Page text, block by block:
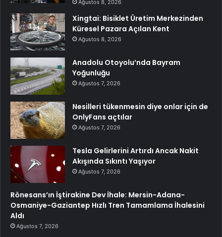
Ağustos 8, 2026
Xingtai: Bisiklet Üretim Merkezinden
Küresel Pazara Açılan Kent
Ağustos 8, 2026
Anadolu Otoyolu’nda Bayram
Yoğunluğu
Ağustos 7, 2026
Nesilleri tükenmesin diye onlar için de
OnlyFans açtılar
Ağustos 7, 2026
Tesla Gelirlerini Artırdı Ancak Nakit
Akışında Sıkıntı Yaşıyor
Ağustos 7, 2026
Rönesans’ın İştirakine Dev İhale: Mersin-Adana-
Osmaniye-Gaziantep Hızlı Tren Tamamlama İhalesini
Aldı
Ağustos 7, 2026